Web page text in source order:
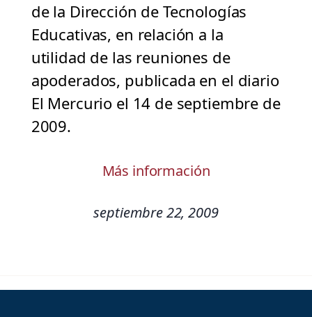
de la Dirección de Tecnologías
Educativas, en relación a la
utilidad de las reuniones de
apoderados, publicada en el diario
El Mercurio el 14 de septiembre de
2009.
Más información
septiembre 22, 2009